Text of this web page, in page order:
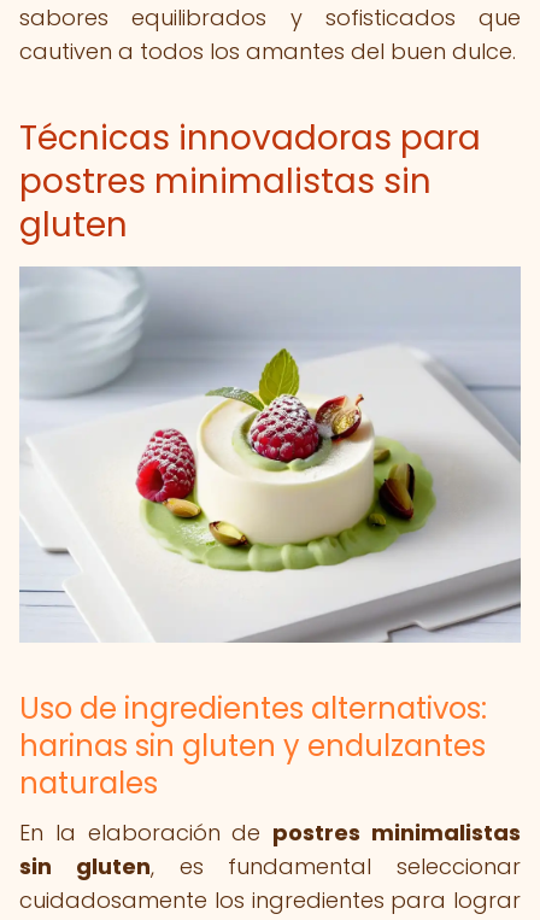
sabores equilibrados y sofisticados que
cautiven a todos los amantes del buen dulce.
Técnicas innovadoras para
postres minimalistas sin
gluten
Uso de ingredientes alternativos:
harinas sin gluten y endulzantes
naturales
En la elaboración de postres minimalistas
sin gluten, es fundamental seleccionar
cuidadosamente los ingredientes para lograr